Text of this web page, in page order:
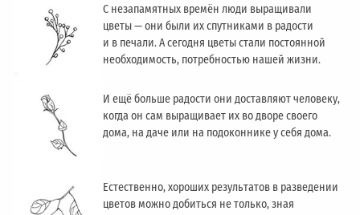
С незапамятных времён люди выращивали
цветы — они были их спутниками в радости
и в печали. А сегодня цветы стали постоянной
необходимость, потребностью нашей жизни.
И ещё больше радости они доставляют человеку,
когда он сам выращивает их во дворе своего
дома, на даче или на подоконнике у себя дома.
Естественно, хороших результатов в разведении
цветов можно добиться не только, зная